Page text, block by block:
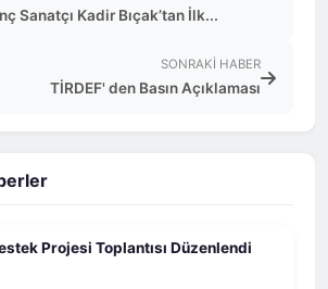
Sanatçı Kadir Bıçak’tan İlk...
SONRAKI HABER
TİRDEF' den Basın Açıklaması
Projesi Toplantısı Düzenlendi